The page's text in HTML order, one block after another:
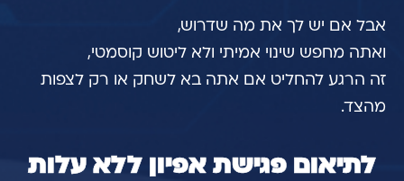
אבל אם יש לך את מה שדרוש,
ואתה מחפש שינוי אמיתי ולא ליטוש קוסמטי,
זה הרגע להחליט אם אתה בא לשחק או רק לצפות
מהצד.
לתיאום פגישת אפיון ללא עלות